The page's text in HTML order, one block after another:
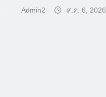
Admin2 ส.ค. 6, 2026